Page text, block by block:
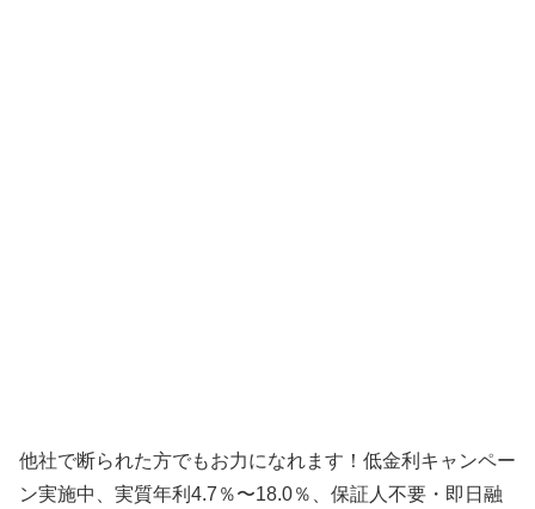
他社で断られた方でもお力になれます！低金利キャンペー
ン実施中、実質年利4.7％〜18.0％、保証人不要・即日融